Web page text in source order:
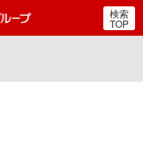
郵便局・日本郵政グルー
検索
TOP